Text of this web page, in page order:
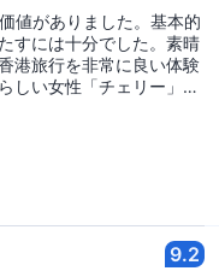
します。次回の旅行では
値がありました。基本的
すには十分でした。素晴
港旅行を非常に良い体験
しい女性「チェリー」
気づいて早めにチェック
は非常に気配りがあり、
予算のホステルとは思え
機関に優れていました。
いことですが、それはホ
ありがとうございます！
泊します！
9.2